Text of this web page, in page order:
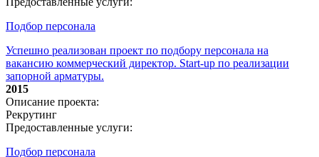
Подбор персонала
Успешно реализован проект по подбору персонала на
вакансию коммерческий директор. Start-up по реализации
запорной арматуры.
2015
Описание проекта:
Рекрутинг
Предоставленные услуги:
Подбор персонала